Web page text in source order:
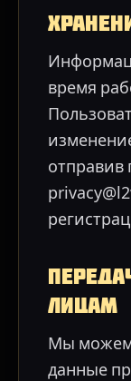
время
отправив
лицам
Мы можем
данные